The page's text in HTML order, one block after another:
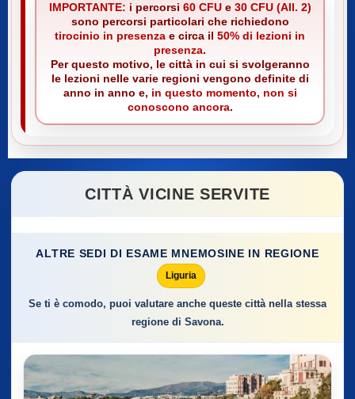
IMPORTANTE: i percorsi 60 CFUe 30 CFU (All. 2)
sono percorsi particolari che richiedono
tirocinio in presenza e circa il 50% di lezioni in
presenza.
Per questo motivo, le città in cui si svolgeranno
le lezioni nelle varie regioni vengono definite di
anno in anno e, in questo momento, non si
conoscono ancora.
CITTÀ VICINE SERVITE
ALTRE SEDI DI ESAME MNEMOSINE IN REGIONE
Liguria
Se ti è comodo, puoi valutare anche queste città nella stessa
regione di Savona.